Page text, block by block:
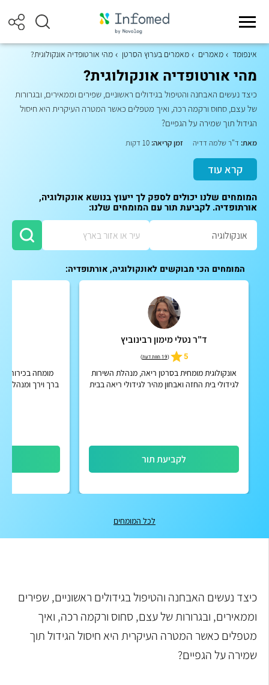
אינפומד מאמרים מאמרים בערוץ הסרטן מהי אורטופדיה אונקולוגית?
מהי אורטופדיה אונקולוגית?
כיצד נעשים האבחנה והטיפול בגידולים ראשוניים, שפירים וממאירים, ובגרורות
של עצם, סחוס ורקמה רכה, ואיך מטפלים כאשר המטרה העיקרית היא חיסול
הגידול תוך שמירה על הגפיים?
מאת: ד"ר שלמה דדיה זמן קריאה:
קרא עוד
המומחים שלנו יכולים לספק לך ייעוץ בנושא אונקולוגיה,
אורתופדיה. לקביעת תור עם המומחים שלנו:
המומחים הכי מבוקשים לאונקולוגיה, אורתופדיה:
ד"ר נטלי מימון רבינוביץ
5
(19 חוות דעת )
אונקולוגית מומחית בסרטן ריאה, מנהלת השירות
לגידולי בית החזה ואבחון מהיר לגידולי ריאה בבית
לקביעת תור
מומחה
ברך וירך ומנהל
לכל המומחים
כיצד נעשים האבחנה והטיפול בגידולים ראשוניים, שפירים
וממאירים, ובגרורות של עצם, סחוס ורקמה רכה, ואיך
מטפלים כאשר המטרה העיקרית היא חיסול הגידול תוך
שמירה על הגפיים?